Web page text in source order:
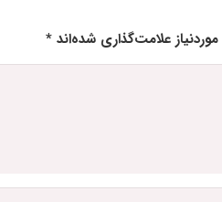
علامت‌گذاری شده‌اند *